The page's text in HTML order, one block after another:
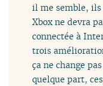
il me semble,
Xbox ne devra
connectée à
trois
ça ne change
quelque part,